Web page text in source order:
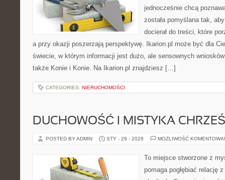
jednocześnie chcą
została pomyślana tak,
docierał do treści, które
a przy okazji poszerzają perspektywę. Ikarion.pl może być dla
świecie, w którym informacji jest dużo, ale sensownych
także Konie i Konie. Na Ikarion.pl znajdziesz […]
CATEGORIES: NIERUCHOMOŚCI
DUCHOWOŚĆ I MISTYKA
POSTED BY ADMIN STY - 29 - 2026 MOŻLIWOŚĆ
To miejsce stworzone z
pomaga pogłębiać relację